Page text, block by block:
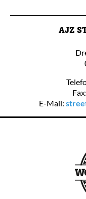
AJZ
E-Mail: